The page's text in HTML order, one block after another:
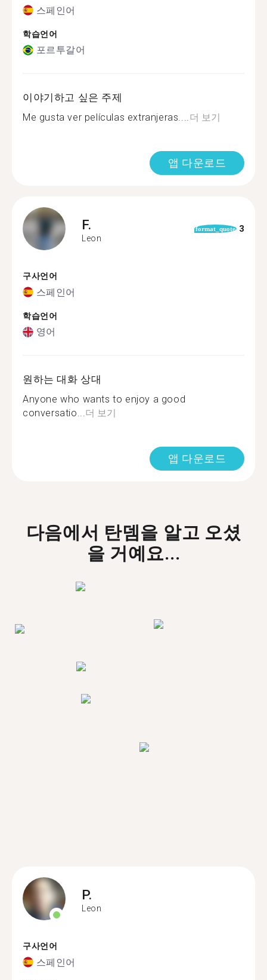
스페인어
학습언어
포르투갈어
이야기하고 싶은 주제
Me gusta ver películas extranjeras....더 보기
앱 다운로드
F.
Leon
format_quote 3
구사언어
스페인어
학습언어
영어
원하는 대화 상대
Anyone who wants to enjoy a good
conversatio...더 보기
앱 다운로드
다음에서 탄뎀을 알고 오셨
을 거예요...
P.
Leon
구사언어
스페인어